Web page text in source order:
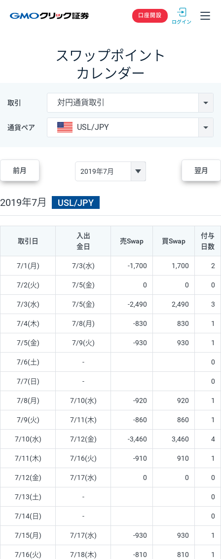
GMOクリック
口座開設
スワップポイント
カレンダー
取引 対円通貨取引
通貨ペア USL/JPY
前月 翌月
2019年7月 USL/JPY
取引日
入出
金日
売Swap 買Swap
付与
日数
7/1(月) 7/3(水) -1,700 1,700 2
7/2(火) 7/5(金) 0 0 0
7/3(水) 7/5(金) -2,490 2,490 3
7/4(木) 7/8(月) -830 830 1
7/5(金) 7/9(火) -930 930 1
7/6(土) - 0
7/7(日) - 0
7/8(月) 7/10(水) -920 920 1
7/9(火) 7/11(木) -860 860 1
7/10(水) 7/12(金) -3,460 3,460 4
7/11(木) 7/16(火) -910 910 1
7/12(金) 7/17(水) 0 0 0
7/13(土) - 0
7/14(日) - 0
7/15(月) 7/17(水) -930 930 1
7/16(火) 7/18(木) -810 810 1